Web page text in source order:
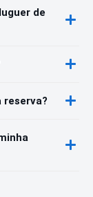
de
reserva?